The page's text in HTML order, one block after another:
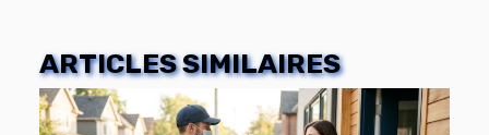
ARTICLES SIMILAIRES